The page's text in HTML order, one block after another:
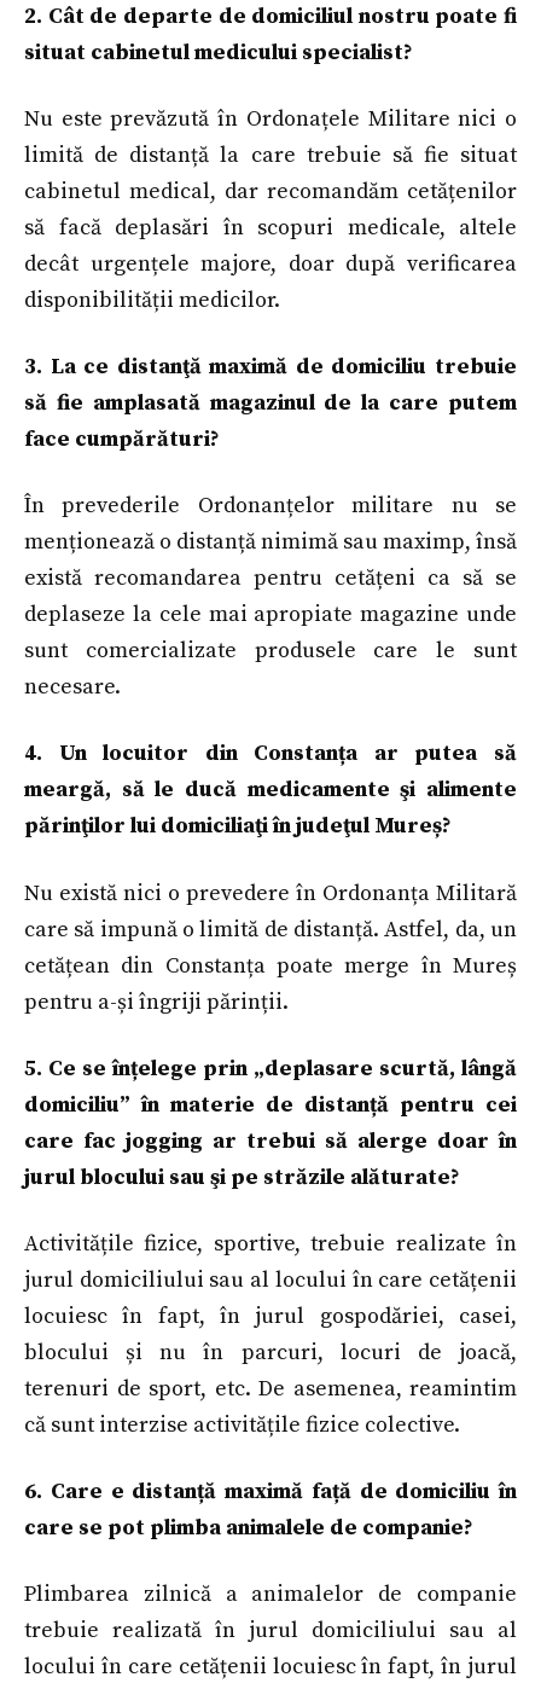
2. Cât de departe de domiciliul nostru poate fi
situat cabinetul medicului specialist?
Nu este prevăzută în Ordonațele Militare nici o
limită de distanță la care trebuie să fie situat
cabinetul medical, dar recomandăm cetățenilor
să facă deplasări în scopuri medicale, altele
decât urgențele majore, doar după verificarea
disponibilității medicilor.
3. La ce distanţă maximă de domiciliu trebuie
să fie amplasată magazinul de la care putem
face cumpărături?
În prevederile Ordonanțelor militare nu se
menționează o distanță nimimă sau maximp, însă
există recomandarea pentru cetățeni ca să se
deplaseze la cele mai apropiate magazine unde
sunt comercializate produsele care le sunt
necesare.
4. Un locuitor din Constanța ar putea să
meargă, să le ducă medicamente şi alimente
părinţilor lui domiciliaţi în judeţul Mureș?
Nu există nici o prevedere în Ordonanța Militară
care să impună o limită de distanță. Astfel, da, un
cetățean din Constanța poate merge în Mureș
pentru a-și îngriji părinții.
5. Ce se înțelege prin „deplasare scurtă, lângă
domiciliu” în materie de distanță pentru cei
care fac jogging ar trebui să alerge doar în
jurul blocului sau şi pe străzile alăturate?
Activitățile fizice, sportive, trebuie realizate în
jurul domiciliului sau al locului în care cetățenii
locuiesc în fapt, în jurul gospodăriei, casei,
blocului și nu în parcuri, locuri de joacă,
terenuri de sport, etc. De asemenea, reamintim
că sunt interzise activitățile fizice colective.
6. Care e distanță maximă față de domiciliu în
care se pot plimba animalele de companie?
Plimbarea zilnică a animalelor de companie
trebuie realizată în jurul domiciliului sau al
locului în care cetățenii locuiesc în fapt, în jurul